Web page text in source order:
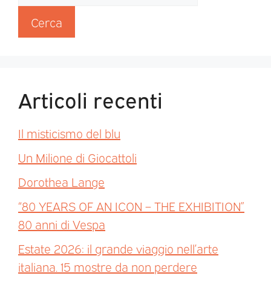
Cerca
Articoli recenti
Il misticismo del blu
Un Milione di Giocattoli
Dorothea Lange
“80 YEARS OF AN ICON – THE EXHIBITION”
80 anni di Vespa
Estate 2026: il grande viaggio nell’arte
italiana. 15 mostre da non perdere